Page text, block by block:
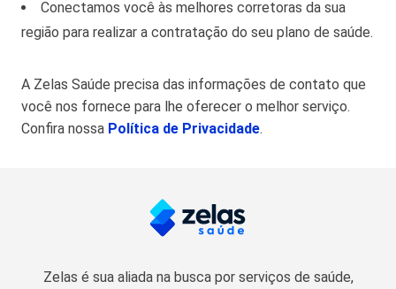
Conectamos você às melhores corretoras da sua
região para realizar a contratação do seu plano de saúde.
A Zelas Saúde precisa das informações de contato que
você nos fornece para lhe oferecer o melhor serviço.
Confira nossa Política de Privacidade.
Zelas é sua aliada na busca por serviços de saúde,